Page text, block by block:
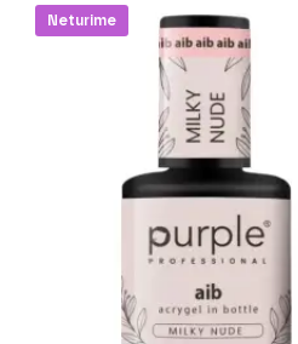
Neturime